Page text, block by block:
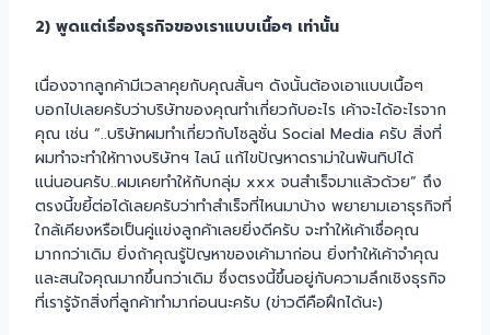
2) พูดแต่เรื่องธุรกิจของเราแบบเนื้อๆ เท่านั้น
เนื่องจากลูกค้ามีเวลาคุยกับคุณสั้นๆ ดังนั้นต้องเอาแบบเนื้อๆ
บอกไปเลยครับว่าบริษัทของคุณทำเกี่ยวกับอะไร เค้าจะได้อะไรจาก
คุณ เช่น “..บริษัทผมทำเกี่ยวกับโซลูชั่น Social Media ครับ สิ่งที่
ผมทำจะทำให้ทางบริษัทฯ ไลน์ แก้ไขปัญหาดราม่าในพันทิปได้
แน่นอนครับ..ผมเคยทำให้กับกลุ่ม xxx จนสำเร็จมาแล้วด้วย” ถึง
ตรงนี้ขยี้ต่อได้เลยครับว่าทำสำเร็จที่ไหนมาบ้าง พยายามเอาธุรกิจที่
ใกล้เคียงหรือเป็นคู่แข่งลูกค้าเลยยิ่งดีครับ จะทำให้เค้าเชื่อคุณ
มากกว่าเดิม ยิ่งถ้าคุณรู้ปัญหาของเค้ามาก่อน ยิ่งทำให้เค้าจำคุณ
และสนใจคุณมากขึ้นกว่าเดิม ซึ่งตรงนี้ขึ้นอยู่กับความลึกเชิงธุรกิจ
ที่เรารู้จักสิ่งที่ลูกค้าทำมาก่อนนะครับ (ข่าวดีคือฝึกได้นะ)